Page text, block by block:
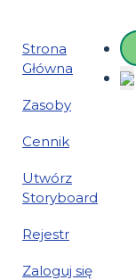
Strona
Główna
Zasoby
Cennik
Utwórz
Storyboard
Rejestr
Zaloguj się